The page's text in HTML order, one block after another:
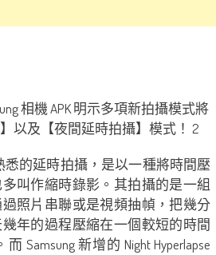
悉的延時拍攝，是以一種將時間壓
叫作縮時錄影。其拍攝的是一組
照片串聯或是視頻抽幀，把幾分
年的過程壓縮在一個較短的時間
Samsung 新增的 Night Hyperlapse